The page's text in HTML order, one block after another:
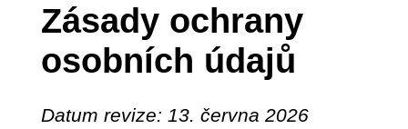
Zásady ochrany
osobních údajů
Datum revize: 13. června 2026